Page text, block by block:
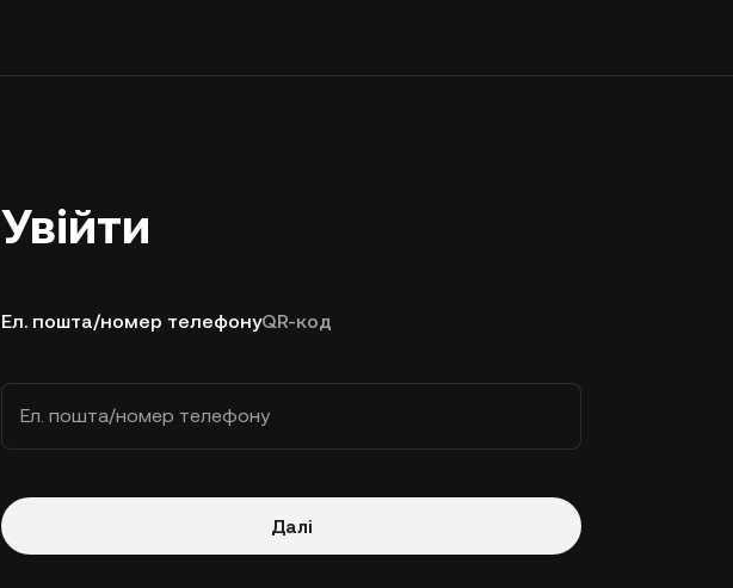
Увійти
Ел. пошта/номер телефонуQR-код
Ел. пошта/номер телефону
Далі